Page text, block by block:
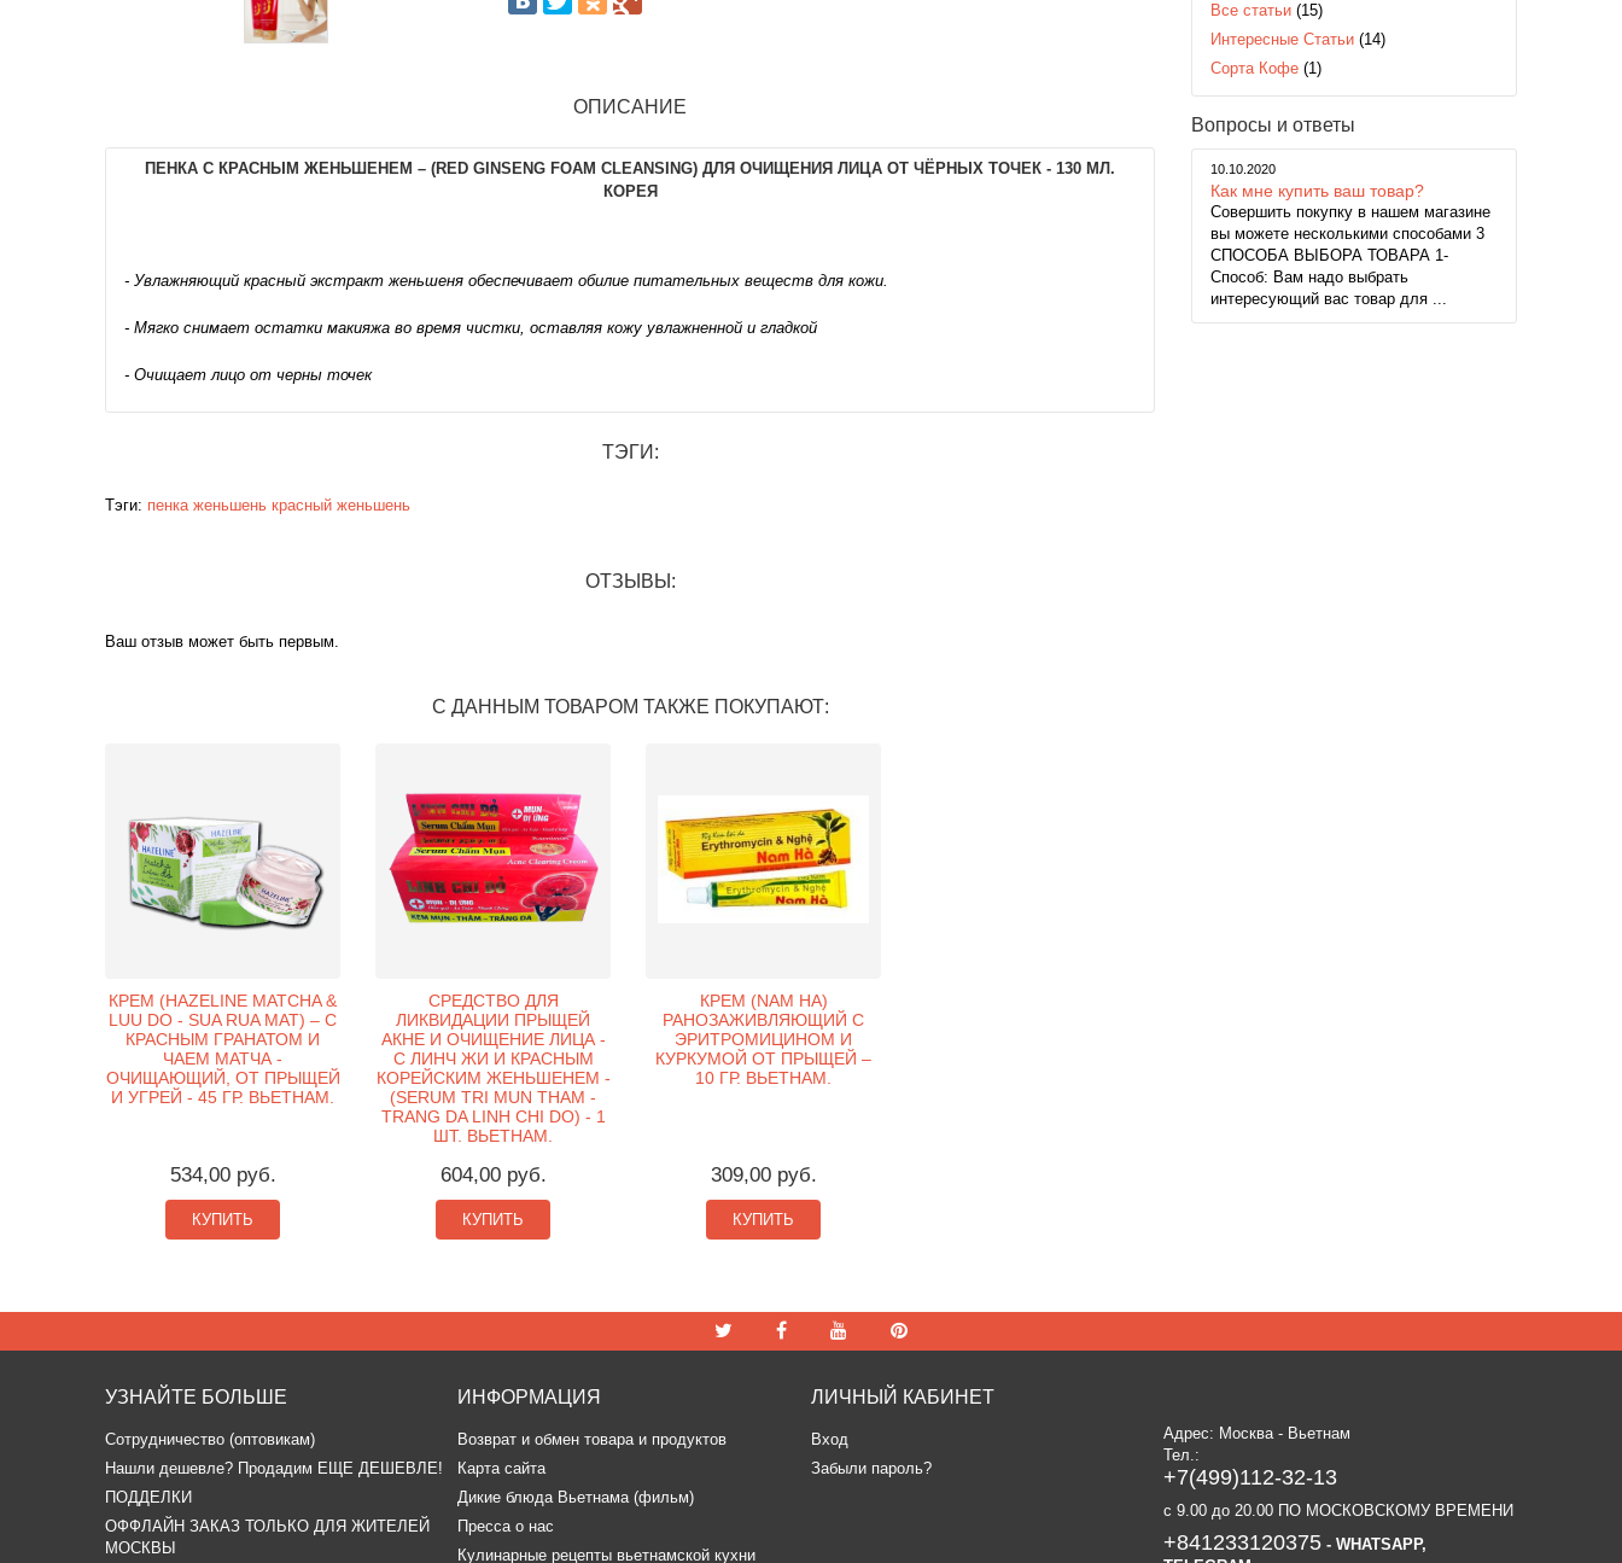
ОПИСАНИЕ
ПЕНКА С КРАСНЫМ ЖЕНЬШЕНЕМ – (RED GINSENG FOAM CLEANSING) ДЛЯ ОЧИЩЕНИЯ ЛИЦА ОТ ЧЁРНЫХ ТОЧЕК - 130 МЛ.
КОРЕЯ
- Увлажняющий красный экстракт женьшеня обеспечивает обилие питательных веществ для кожи.
- Мягко снимает остатки макияжа во время чистки, оставляя кожу увлажненной и гладкой
- Очищает лицо от черны точек
ТЭГИ:
Тэги: пенка женьшень красный женьшень
ОТЗЫВЫ:
Ваш отзыв может быть первым.
С ДАННЫМ ТОВАРОМ ТАКЖЕ ПОКУПАЮТ:
КРЕМ (HAZELINE MATCHA &
LUU DO - SUA RUA MAT) – С
КРАСНЫМ ГРАНАТОМ И
ЧАЕМ МАТЧА -
ОЧИЩАЮЩИЙ, ОТ ПРЫЩЕЙ
И УГРЕЙ - 45 ГР. ВЬЕТНАМ.
534,00 руб.
КУПИТЬ
СРЕДСТВО ДЛЯ
ЛИКВИДАЦИИ ПРЫЩЕЙ
АКНЕ И ОЧИЩЕНИЕ ЛИЦА -
С ЛИНЧ ЖИ И КРАСНЫМ
КОРЕЙСКИМ ЖЕНЬШЕНЕМ -
(SERUM TRI MUN THAM -
TRANG DA LINH CHI DO) - 1
ШТ. ВЬЕТНАМ.
604,00 руб.
КУПИТЬ
КРЕМ (NAM HA)
РАНОЗАЖИВЛЯЮЩИЙ С
ЭРИТРОМИЦИНОМ И
КУРКУМОЙ ОТ ПРЫЩЕЙ –
10 ГР. ВЬЕТНАМ.
309,00 руб.
КУПИТЬ
Все статьи (15)
Интересные Статьи (14)
Сорта Кофе (1)
Вопросы и ответы
10.10.2020
Как мне купить ваш товар?
Совершить покупку в нашем магазине
вы можете несколькими способами 3
СПОСОБА ВЫБОРА ТОВАРА 1-
Способ: Вам надо выбрать
интересующий вас товар для ...
УЗНАЙТЕ БОЛЬШЕ
Сотрудничество (оптовикам)
​Нашли дешевле? Продадим ЕЩЕ ДЕШЕВЛЕ!
ПОДДЕЛКИ
ОФФЛАЙН ЗАКАЗ ТОЛЬКО ДЛЯ ЖИТЕЛЕЙ
МОСКВЫ
ИНФОРМАЦИЯ
Возврат и обмен товара и продуктов
Карта сайта
Дикие блюда Вьетнама (фильм)
Пресса о нас
Кулинарные рецепты вьетнамской кухни
ЛИЧНЫЙ КАБИНЕТ
Вход
Забыли пароль?
Адрес: Москва - Вьетнам
Тел.:
+7(499)112-32-13
c 9.00 до 20.00 ПО МОСКОВСКОМУ ВРЕМЕНИ
+841233120375- WHATSAPP,